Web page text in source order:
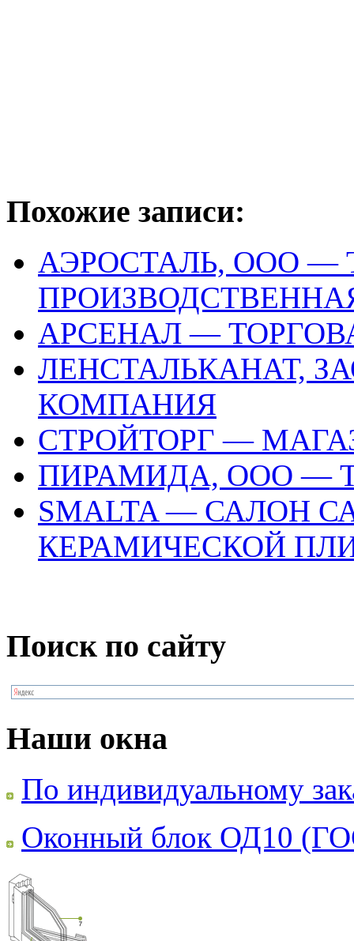
Похожие записи:
АЭРОСТАЛЬ, ООО —
АРСЕНАЛ —
ЛЕНСТАЛЬКАНАТ,
КОМПАНИЯ
СТРОЙТОРГ —
ПИРАМИДА, ООО —
SMALTA — САЛОН
КЕРАМИЧЕСКОЙ
Поиск по сайту
Наши окна
По индивидуальному
Оконный блок ОД10